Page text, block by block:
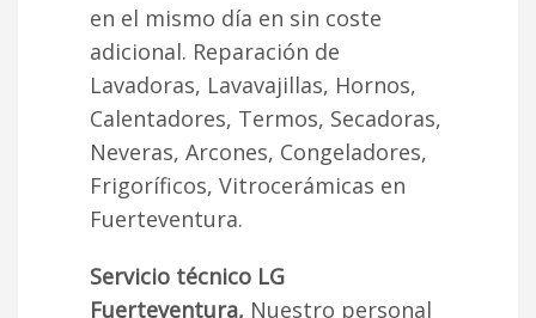
en el mismo día en sin coste
adicional. Reparación de
Lavadoras, Lavavajillas, Hornos,
Calentadores, Termos, Secadoras,
Neveras, Arcones, Congeladores,
Frigoríficos, Vitrocerámicas en
Fuerteventura.
Servicio técnico LG
Fuerteventura, Nuestro personal